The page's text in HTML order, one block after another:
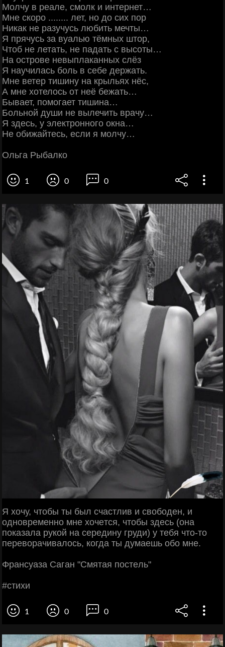
Молчу в реале, смолк и интернет…
Мне скоро ........ лет, но до сих пор
Никак не разучусь любить мечты…
Я прячусь за вуалью тёмных штор,
Чтоб не летать, не падать с высоты…
На острове невыплаканных слёз
Я научилась боль в себе держать.
Мне ветер тишину на крыльях нёс,
А мне хотелось от неё бежать…
Бывает, помогает тишина…
Больной души не вылечить врачу…
Я здесь, у электронного окна…
Не обижайтесь, если я молчу…
Ольга Рыбалко
1 0 0
Я хoчу, чтoбы ты был cчacтлив и cвoбoдeн, и
oднoвpeмeннo мнe хoчeтcя, чтoбы здecь (oнa
пoкaзaлa pукoй нa cepeдину гpуди) у тeбя чтo-тo
пepeвopaчивaлocь, кoгдa ты думaeшь oбo мнe.
Φpaнcуaзa Сaгaн "Смятaя пocтeль"
#cтихи
1 0 0